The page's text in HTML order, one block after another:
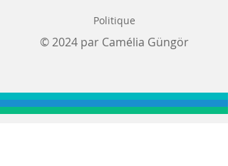
Politique
© 2024 par Camélia Güngör